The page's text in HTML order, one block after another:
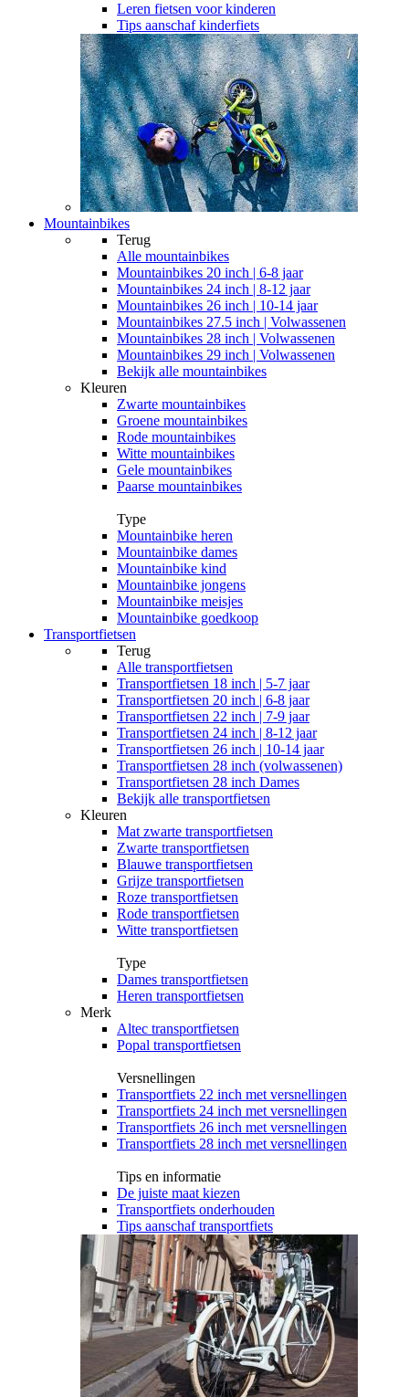
Leren fietsen voor kinderen
Tips aanschaf kinderfiets
Mountainbikes
Terug
Alle mountainbikes
Mountainbikes 20 inch | 6-8 jaar
Mountainbikes 24 inch | 8-12 jaar
Mountainbikes 26 inch | 10-14 jaar
Mountainbikes 27.5 inch | Volwassenen
Mountainbikes 28 inch | Volwassenen
Mountainbikes 29 inch | Volwassenen
Bekijk alle mountainbikes
Kleuren
Zwarte mountainbikes
Groene mountainbikes
Rode mountainbikes
Witte mountainbikes
Gele mountainbikes
Paarse mountainbikes
Type
Mountainbike heren
Mountainbike dames
Mountainbike kind
Mountainbike jongens
Mountainbike meisjes
Mountainbike goedkoop
Transportfietsen
Terug
Alle transportfietsen
Transportfietsen 18 inch | 5-7 jaar
Transportfietsen 20 inch | 6-8 jaar
Transportfietsen 22 inch | 7-9 jaar
Transportfietsen 24 inch | 8-12 jaar
Transportfietsen 26 inch | 10-14 jaar
Transportfietsen 28 inch (volwassenen)
Transportfietsen 28 inch Dames
Bekijk alle transportfietsen
Kleuren
Mat zwarte transportfietsen
Zwarte transportfietsen
Blauwe transportfietsen
Grijze transportfietsen
Roze transportfietsen
Rode transportfietsen
Witte transportfietsen
Type
Dames transportfietsen
Heren transportfietsen
Merk
Altec transportfietsen
Popal transportfietsen
Versnellingen
Transportfiets 22 inch met versnellingen
Transportfiets 24 inch met versnellingen
Transportfiets 26 inch met versnellingen
Transportfiets 28 inch met versnellingen
Tips en informatie
De juiste maat kiezen
Transportfiets onderhouden
Tips aanschaf transportfiets